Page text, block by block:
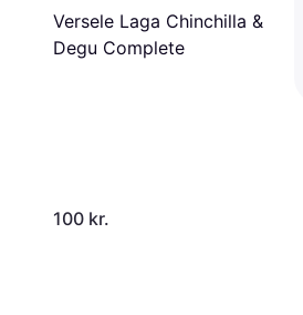
Versele Laga Chinchilla &
Degu Complete
100 kr.